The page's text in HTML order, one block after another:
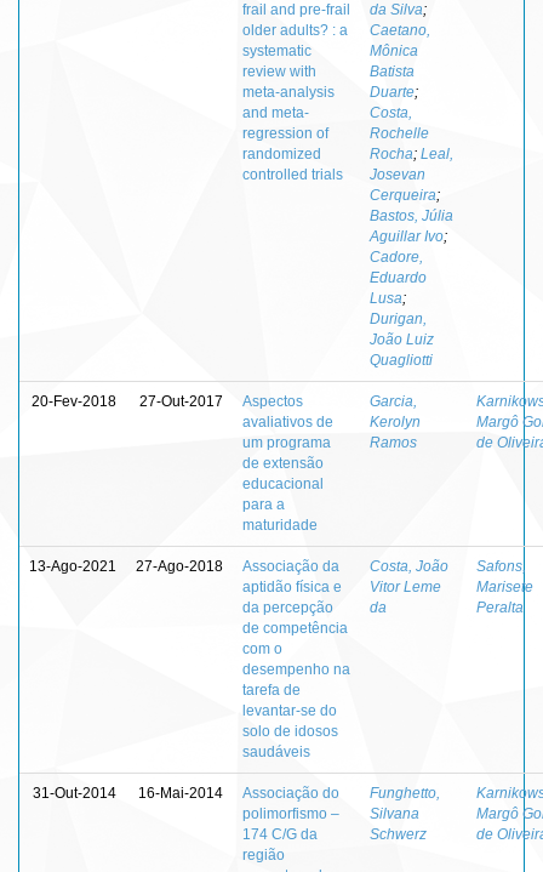
frail and pre-frail
older adults? : a
systematic
review with
meta-analysis
and meta-
regression of
randomized
controlled trials
da Silva;
Caetano,
Mônica
Batista
Duarte;
Costa,
Rochelle
Rocha; Leal,
Josevan
Cerqueira;
Bastos, Júlia
Aguillar Ivo;
Cadore,
Eduardo
Lusa;
Durigan,
João Luiz
Quagliotti
20-Fev-2018 27-Out-2017
Aspectos
avaliativos de
um programa
de extensão
educacional
para a
maturidade
Garcia,
Kerolyn
Ramos
Margô
de
13-Ago-2021 27-Ago-2018
Associação da
aptidão física e
da percepção
de competência
com o
desempenho na
tarefa de
levantar-se do
solo de idosos
saudáveis
Costa, João
Vitor Leme
da
Safons,
Marisete
Peralta
31-Out-2014 16-Mai-2014
Associação do
polimorfismo –
174 C/G da
região
Funghetto,
Silvana
Schwerz
Margô
de